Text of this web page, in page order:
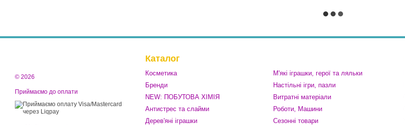
© 2026
Приймаємо до оплати
Каталог
Косметика
Бренди
NEW: ПОБУТОВА ХІМІЯ
Антистрес та слайми
Дерев'яні іграшки
М'які іграшки, герої та ляльки
Настільні ігри, пазли
Витратні матеріали
Роботи, Машини
Сезонні товари